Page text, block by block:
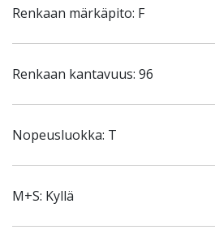
Renkaan märkäpito: F
Renkaan kantavuus: 96
Nopeusluokka: T
M+S: Kyllä